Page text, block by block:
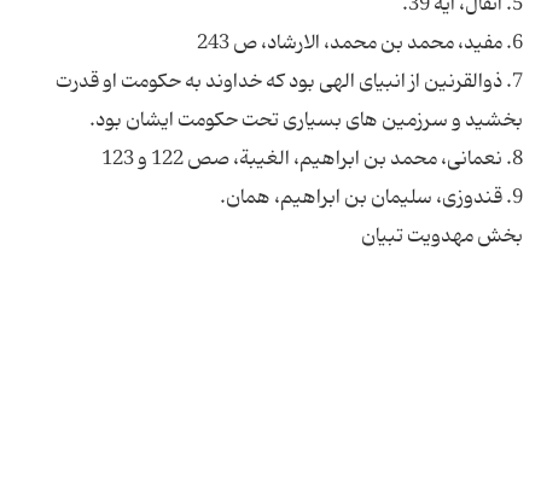
7. ذوالقرنین از انبیای الهی بود که خداوند به حکومت او قدرت